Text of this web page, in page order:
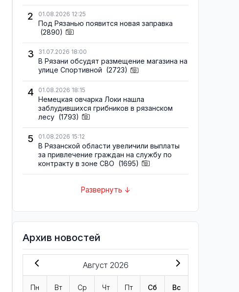
2 01.08.2026 12:25
Под Рязанью появится новая заправка
(2890)
3 31.07.2026 18:00
В Рязани обсудят размещение магазина на
улице Спортивной (2723)
4 01.08.2026 18:15
Немецкая овчарка Локи нашла
заблудившихся грибников в рязанском
лесу (1793)
5 01.08.2026 15:12
В Рязанской области увеличили выплаты
за привлечение граждан на службу по
контракту в зоне СВО (1695)
Развернуть ↓
Архив новостей
Август 2026
Пн Вт Ср Чт Пт Сб Вс